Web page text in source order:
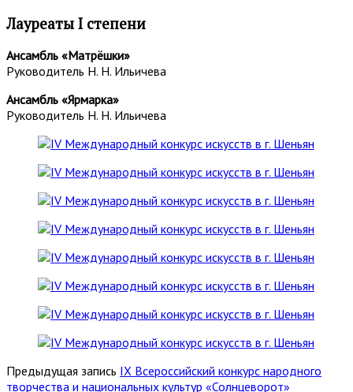
Лауреаты I степени
Ансамбль «Матрёшки»
Руководитель Н. Н. Ильичева
Ансамбль «Ярмарка»
Руководитель Н. Н. Ильичева
Предыдущая запись IX Всероссийский конкурс народного
творчества и национальных культур «Солнцеворот»